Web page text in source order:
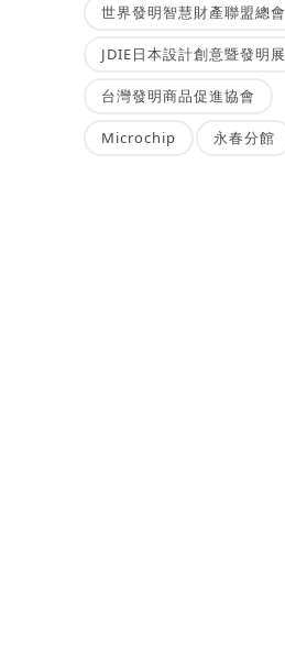
世界發明智慧財產聯盟總會
JDIE日本設計創意暨發明展
台灣發明商品促進協會
Microchip 永春分館